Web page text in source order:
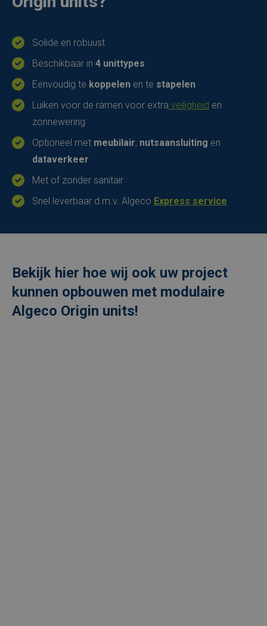
Solide en robuust
Beschikbaar in 4 unittypes
Eenvoudig te koppelen en te stapelen
Luiken voor de ramen voor extra veiligheid en
zonnewering
Optioneel met meubilair, nutsaansluiting en
dataverkeer
Met of zonder sanitair
Snel leverbaar d.m.v. Algeco Express service
Bekijk hier hoe wij ook uw project
kunnen opbouwen met modulaire
Algeco Origin units!